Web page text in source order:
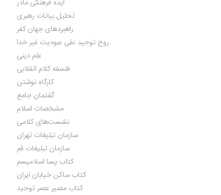
ایده فرهنگی مادر
تحلیل بیانات رهبری
راهبردهای جهان کفر
روح توحید نفی عبودیت غیر خدا
علم دینی
فلسفه کلام انقلابی
کارگاه نوشتن
گفتمان جامع
مشخصات اسلام
نشست‌های کلامی
سازمان تبلیغات تهران
سازمان تبلیغات قم
کتاب پسا اسلامیسم
کتاب ساکن خیابان ایران
کتاب مصیر عصر توحید